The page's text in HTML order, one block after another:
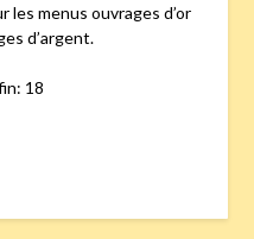
les menus ouvrages d’or
d’argent.
18